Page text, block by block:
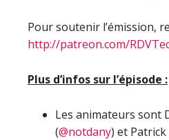
Pour soutenir l’émission,
http://patreon.com/
Plus d’infos sur l’épisode :
Les animateurs sont
(@notdany) et Patrick